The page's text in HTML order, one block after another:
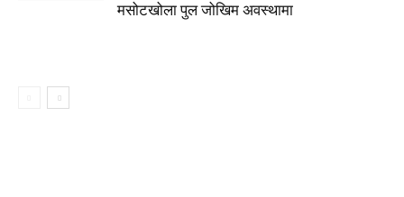
मसोटखोला पुल जोखिम अवस्थामा